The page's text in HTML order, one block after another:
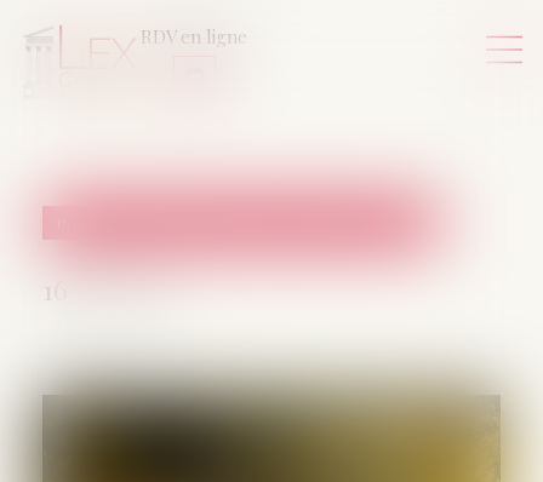
RDV en ligne
16/07/2025